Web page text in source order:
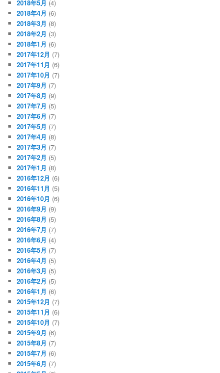
2018年5月 (4)
2018年4月 (6)
2018年3月 (8)
2018年2月 (3)
2018年1月 (6)
2017年12月 (7)
2017年11月 (6)
2017年10月 (7)
2017年9月 (7)
2017年8月 (9)
2017年7月 (5)
2017年6月 (7)
2017年5月 (7)
2017年4月 (8)
2017年3月 (7)
2017年2月 (5)
2017年1月 (8)
2016年12月 (6)
2016年11月 (5)
2016年10月 (6)
2016年9月 (9)
2016年8月 (5)
2016年7月 (7)
2016年6月 (4)
2016年5月 (7)
2016年4月 (5)
2016年3月 (5)
2016年2月 (5)
2016年1月 (6)
2015年12月 (7)
2015年11月 (6)
2015年10月 (7)
2015年9月 (6)
2015年8月 (7)
2015年7月 (6)
2015年6月 (7)